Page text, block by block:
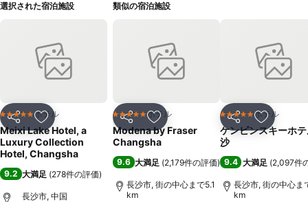
選択された宿泊施設
シェア お気に入りに追加
5 ホテルのランク
ホテル
Meixi Lake Hotel, a
Luxury Collection
Hotel, Changsha
9.2 大満足 (278件の評価)
長沙市, 中国
類似の宿泊施設
シェア お気に入りに追加
5 ホテルのランク
ホテル
Modena by Fraser
Changsha
9.6 大満足 (2,179件の評価)
長沙市, 街の中心まで5.1
km
シェア お気に入
5 ホテルのランク
ホテル
ケンピンスキーホ
沙
9.4 大満足 (2,097件
長沙市, 街の中心ま
km